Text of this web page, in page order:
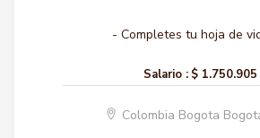
- Completes tu hoja de
Salario : $ 1.750.905
Colombia Bogota